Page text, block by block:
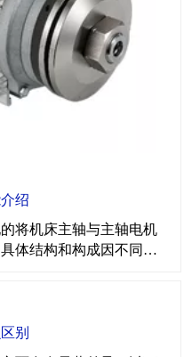
绍
将机床主轴与主轴电机
体结构和构成因不同应
接参与切削或加工过
。轴芯组件通常由主
别